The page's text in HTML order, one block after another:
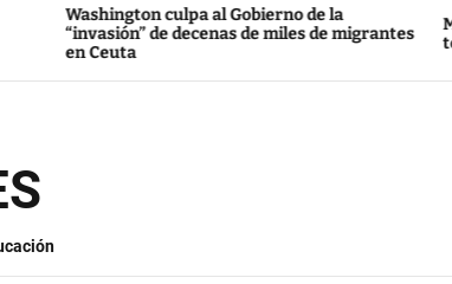
culpa al Gobierno de la
de decenas de miles de migrantes
Marc Puigtió
todos los